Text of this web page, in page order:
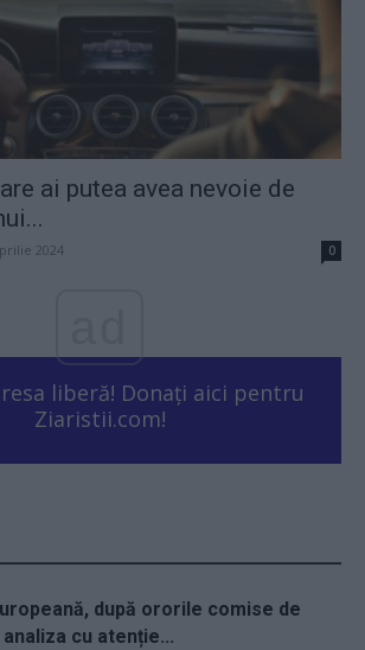
ai putea avea nevoie de
2024 0
liberă! Donați aici pentru
Ziaristii.com!
după ororile comise de
analiza cu atenție...